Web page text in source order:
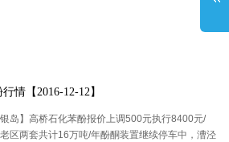
情【2016-12-12】
银岛】高桥石化苯酚报价上调500元执行8400元/
区两套共计16万吨/年酚酮装置继续停车中，漕泾